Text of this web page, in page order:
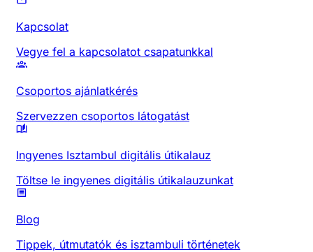
Kapcsolat
Vegye fel a kapcsolatot csapatunkkal
Csoportos ajánlatkérés
Szervezzen csoportos látogatást
Ingyenes Isztambul digitális útikalauz
Töltse le ingyenes digitális útikalauzunkat
Blog
Tippek, útmutatók és isztambuli történetek